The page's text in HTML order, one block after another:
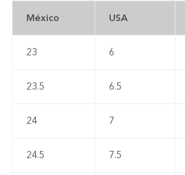
México USA
23 6
23.5 6.5
24 7
24.5 7.5